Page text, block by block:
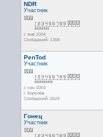
NDR
Участник
с янв 2004
Сообщений: 1358
PenTod
Участник
с сен 2003
г. Королёв
Сообщений: 2624
Гонец
Участник